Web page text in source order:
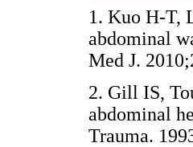
1. Kuo H-T,
abdominal
Med J.
2. Gill IS,
abdominal
Trauma.